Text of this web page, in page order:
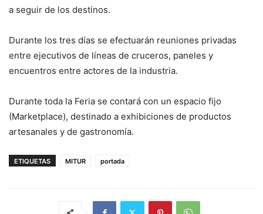
a seguir de los destinos.
Durante los tres días se efectuarán reuniones privadas
entre ejecutivos de líneas de cruceros, paneles y
encuentros entre actores de la industria.
Durante toda la Feria se contará con un espacio fijo
(Marketplace), destinado a exhibiciones de productos
artesanales y de gastronomía.
ETIQUETAS MITUR portada